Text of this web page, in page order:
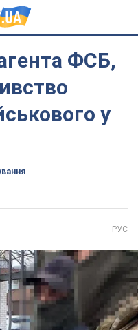
ФСБ,
у
РУС